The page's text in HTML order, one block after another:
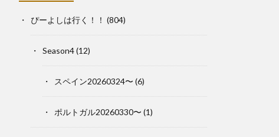
ぴーよしは行く！！ (804)
Season4(12)
スペイン20260324〜 (6)
ポルトガル20260330〜 (1)